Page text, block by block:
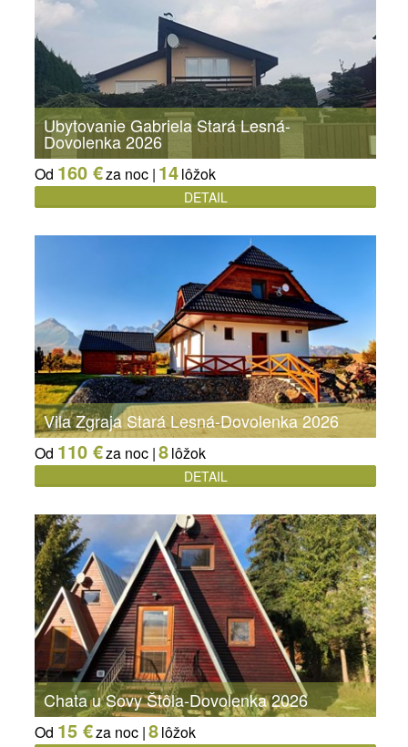
Ubytovanie Gabriela Stará Lesná-
Dovolenka 2026
Od 160 €za noc | 14lôžok
DETAIL
Vila Zgraja Stará Lesná-Dovolenka 2026
Od 110 €za noc |8lôžok
DETAIL
Chata u Sovy Štôla-Dovolenka 2026
Od 15 €za noc |8lôžok